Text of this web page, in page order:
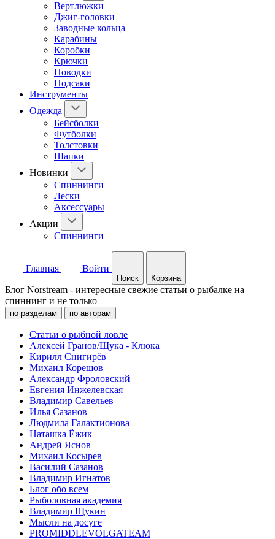
Вертлюжки
Джиг-головки
Заводные кольца
Карабины
Коробки
Крючки
Поводки
Подсаки
Инструменты
Одежда
Бейсболки
Футболки
Толстовки
Шапки
Новинки
Спиннинги
Лески
Аксессуары
Акции
Спиннинги
Главная Войти
Поиск Корзина
Блог Norstream - интересные свежие статьи о рыбалке на
спиннинг и не только
по разделам по авторам
Статьи о рыбной ловле
Алексей Гранов/Щука - Клюка
Кирилл Снигирёв
Михаил Корешов
Александр Фроловский
Евгения Инжелевская
Владимир Савельев
Илья Сазанов
Людмила Галактионова
Наташка Ёжик
Андрей Яснов
Михаил Косырев
Василий Сазанов
Владимир Игнатов
Блог обо всем
Рыболовная академия
Владимир Щукин
Мысли на досуге
PROMIDDLEVOLGATEAM